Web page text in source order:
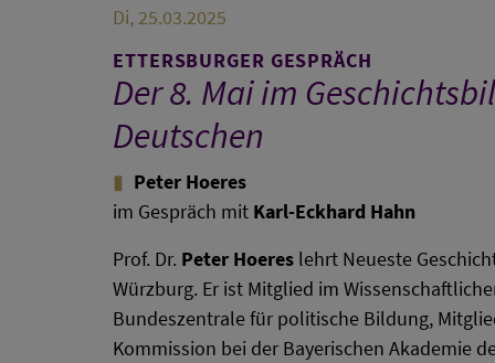
Di, 25.03.2025
ETTERSBURGER GESPRÄCH
Der 8. Mai im
Deutschen
Peter Hoeres
im Gespräch mit Karl-Eckhard Hahn
Prof. Dr. Peter Hoeres lehrt Neueste
Würzburg. Er ist Mitglied im
Bundeszentrale für politische Bildung,
Kommission bei der Bayerischen Akademie